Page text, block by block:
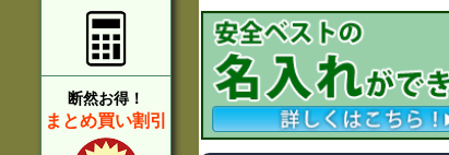
断然お得！
まとめ買い割引